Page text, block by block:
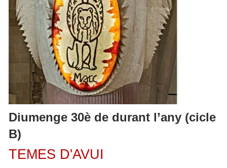
Diumenge 30è de durant l’any (cicle
B)
TEMES D'AVUI